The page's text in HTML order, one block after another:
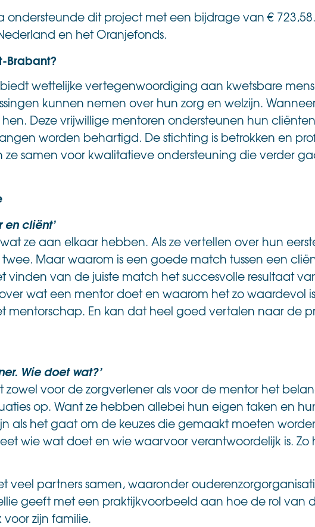
ondersteunde dit project met een bijdrage van €
en het Oranjefonds.
Brabant?
wettelijke vertegenwoordiging aan kwetsbare
kunnen nemen over hun zorg en welzijn.
Deze vrijwillige mentoren ondersteunen hun
worden behartigd. De stichting is betrokken en
ze samen voor kwalitatieve ondersteuning die verder
en cliënt’
ze aan elkaar hebben. Als ze vertellen over hun
Maar waarom is een goede match tussen een
vinden van de juiste match het succesvolle resultaat
wat een mentor doet en waarom het zo waardevol
mentorschap. En kan dat heel goed vertalen naar de
Wie doet wat?’
voor de zorgverlener als voor de mentor het
op. Want ze hebben allebei hun eigen taken en
als het gaat om de keuzes die gemaakt moeten
wie wat doet en wie waarvoor verantwoordelijk is.
veel partners samen, waaronder
geeft met een praktijkvoorbeeld aan hoe de rol van
zijn familie.